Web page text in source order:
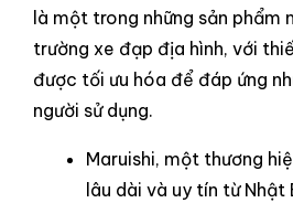
là một trong những sản phẩm
trường xe đạp địa hình, với
được tối ưu hóa để đáp ứng
người sử dụng.
Maruishi, một thương
lâu dài và uy tín từ